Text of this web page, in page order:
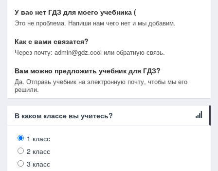
У вас нет ГДЗ для моего учебника (
Это не проблема. Напиши нам чего нет и мы добавим.
Как с вами связатся?
Через почту: admin@gdz.cool или обратную связь.
Вам можно предложить учебник для ГДЗ?
Да. Отправь учебник на электронную почту, чтобы мы его
решили.
В каком классе вы учитесь?
1 класс
2 класс
3 класс